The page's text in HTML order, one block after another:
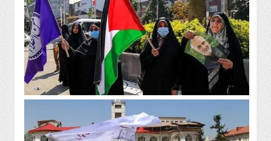
اجتماعی
هنری
فرهنگی
ورزشی
سیاسی
گیلان
ویدئو